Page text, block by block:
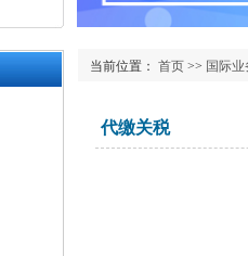
当前位置： 首页 >> 国际业
代缴关税